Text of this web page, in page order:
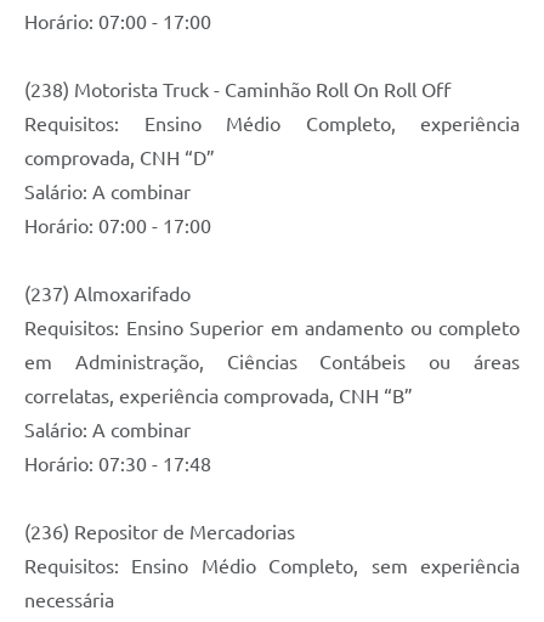
Horário: 07:00 - 17:00
(238) Motorista Truck - Caminhão Roll On Roll Off
Requisitos: Ensino Médio Completo, experiência
comprovada, CNH “D”
Salário: A combinar
Horário: 07:00 - 17:00
(237) Almoxarifado
Requisitos: Ensino Superior em andamento ou completo
em Administração, Ciências Contábeis ou áreas
correlatas, experiência comprovada, CNH “B”
Salário: A combinar
Horário: 07:30 - 17:48
(236) Repositor de Mercadorias
Requisitos: Ensino Médio Completo, sem experiência
necessária